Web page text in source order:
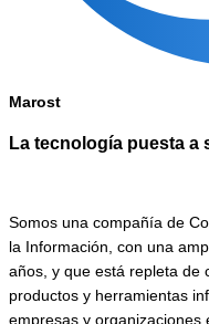
Marost
La tecnología puesta a
Somos una compañía de
la Información, con una
años, y que está repleta de
productos y herramientas
empresas y organizaciones